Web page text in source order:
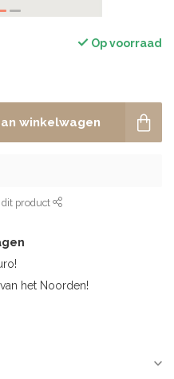
Op voorraad
winkelwagen
dit product
van het Noorden!